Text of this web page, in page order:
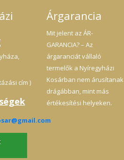
cím )
Árgarancia
Mit jelent az ÁR-
GARANCIA? – Az
árgaranciát vállaló
termelők a Nyíregyházi
Kosárban nem árusítanak
drágábban, mint más
értékesítési helyeken.